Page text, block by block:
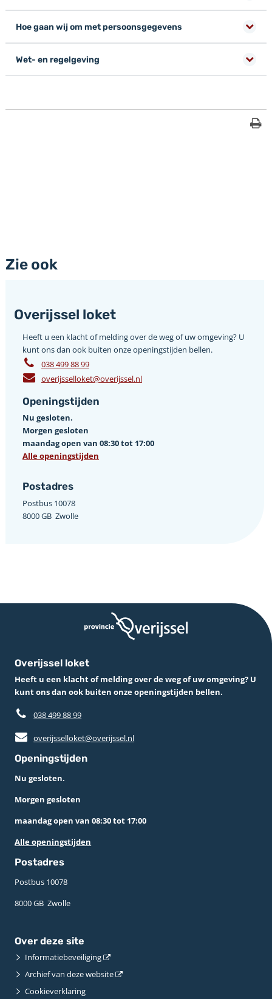
Hoe gaan wij om met persoonsgegevens
Wet- en regelgeving
Zie ook
Overijssel loket
Heeft u een klacht of melding over de weg of uw omgeving? U
kunt ons dan ook buiten onze openingstijden bellen.
038 499 88 99
overijsselloket@overijssel.nl
Openingstijden
Nu gesloten.
Morgen gesloten
maandag open van 08:30 tot 17:00
Alle openingstijden
Postadres
Postbus 10078 ­
8000 GB ­ Zwolle
Overijssel loket
Heeft u een klacht of melding over de weg of uw omgeving? U
kunt ons dan ook buiten onze openingstijden bellen.
038 499 88 99
overijsselloket@overijssel.nl
Openingstijden
Nu gesloten.
Morgen gesloten
maandag open van 08:30 tot 17:00
Alle openingstijden
Postadres
Postbus 10078 ­
8000 GB ­ Zwolle
Over deze site
Informatiebeveiliging
Archief van deze website
Cookieverklaring